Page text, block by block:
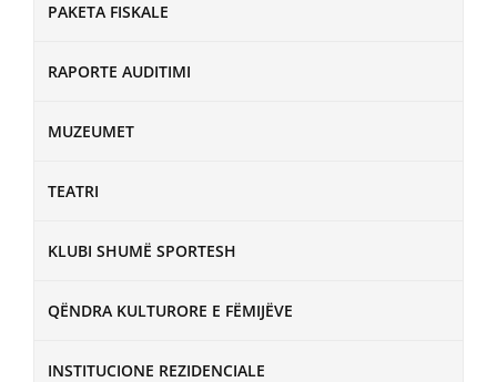
PAKETA FISKALE
RAPORTE AUDITIMI
MUZEUMET
TEATRI
KLUBI SHUMË SPORTESH
QËNDRA KULTURORE E FËMIJËVE
INSTITUCIONE REZIDENCIALE